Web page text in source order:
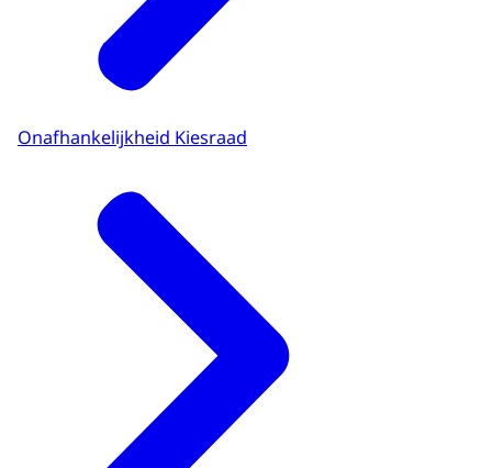
Onafhankelijkheid Kiesraad